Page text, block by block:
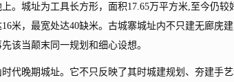
城址为工具长方形，面积17.65万平方米,至今仍较
米，最宽处达40缺米。古城寨城址内不只建无廊庑
该当颠末同一规划和细心设想。
晚期城址。它不只反映了其时城建规划、夯建手艺